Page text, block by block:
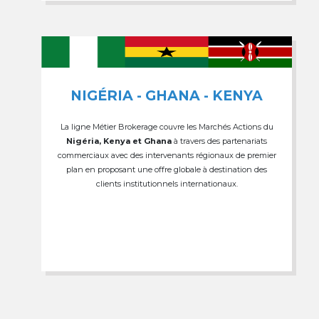
NIGÉRIA - GHANA - KENYA
La ligne Métier Brokerage couvre les Marchés Actions du
Nigéria, Kenya et Ghana à travers des partenariats
commerciaux avec des intervenants régionaux de premier
plan en proposant une offre globale à destination des
clients institutionnels internationaux.